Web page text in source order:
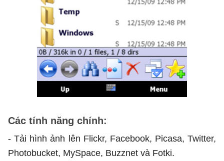
Các tính năng chính:
- Tải hình ảnh lên Flickr, Facebook, Picasa, Twitter,
Photobucket, MySpace, Buzznet và Fotki.